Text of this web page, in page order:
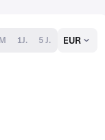
1J. 5 J. EUR